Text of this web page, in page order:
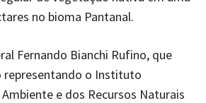
no bioma Pantanal.
Fernando Bianchi Rufino, que
representando o Instituto
e dos Recursos Naturais